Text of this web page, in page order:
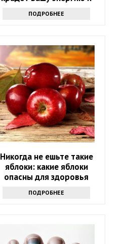
ПОДРОБНЕЕ
Никогда не ешьте такие
яблоки: какие яблоки
опасны для здоровья
ПОДРОБНЕЕ